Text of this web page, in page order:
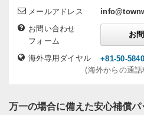
メールアドレス
お問い合わせ
フォーム
お
海外専用ダイヤル
+81-50-
(海外からの通
万一の場合に備えた安心補償パ